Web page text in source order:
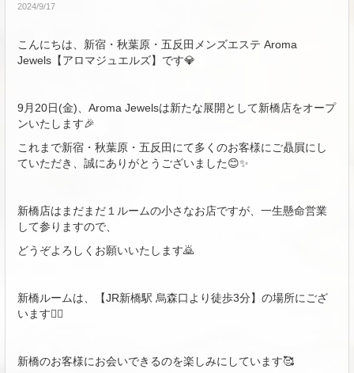
2024/9/17
こんにちは、新宿・秋葉原・五反田メンズエステ Aroma
Jewels【アロマジュエルズ】です💎
9月20日(金)、Aroma Jewelsは新たな展開として新橋店をオープ
ンいたします🎉
これまで新宿・秋葉原・五反田にて多くのお客様にご贔屓にし
ていただき、誠にありがとうございました😊✨
新橋店はまだまだ１ルームの小さなお店ですが、一生懸命営業
して参りますので、
どうぞよろしくお願いいたします🙇
新橋ルームは、【JR新橋駅 烏森口より徒歩3分】の場所にござ
います🙆‍♀️
新橋のお客様にお会いできるのを楽しみにしています🥰